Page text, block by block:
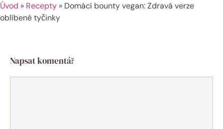
Úvod » Recepty » Domácí bounty vegan: Zdravá verze
oblíbené tyčinky
Napsat komentář